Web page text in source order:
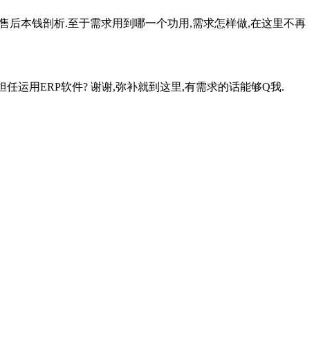
本钱剖析.至于需求用到哪一个功用,需求怎样做,在这里不再
运用ERP软件? 谢谢,弥补就到这里,有需求的话能够Q我.